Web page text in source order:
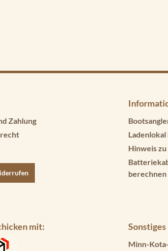
Zahlung
Hinweis
berechnen
mit: Sonstiges
Minn-